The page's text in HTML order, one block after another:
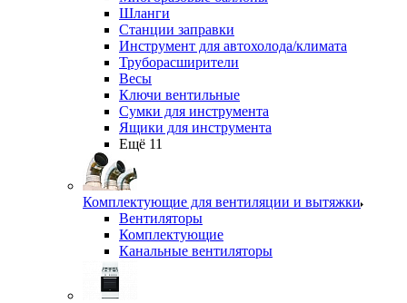
Шланги
Станции заправки
Инструмент для автохолода/климата
Труборасширители
Весы
Ключи вентильные
Сумки для инструмента
Ящики для инструмента
Ещё 11
Комплектующие для вентиляции и вытяжки
Вентиляторы
Комплектующие
Канальные вентиляторы